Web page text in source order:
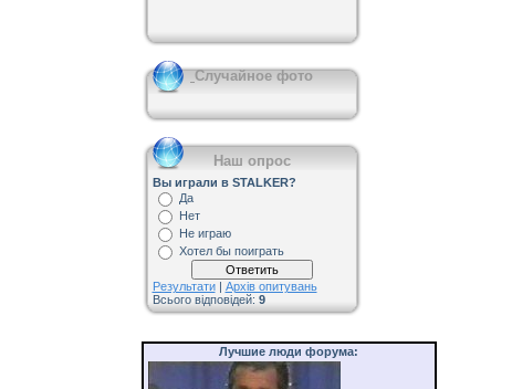
Случайное фото
Наш опрос
Вы играли в STALKER?
Да
Нет
Не играю
Хотел бы поиграть
Результати| Архів опитувань
Всього відповідей: 9
Лучшие люди форума: